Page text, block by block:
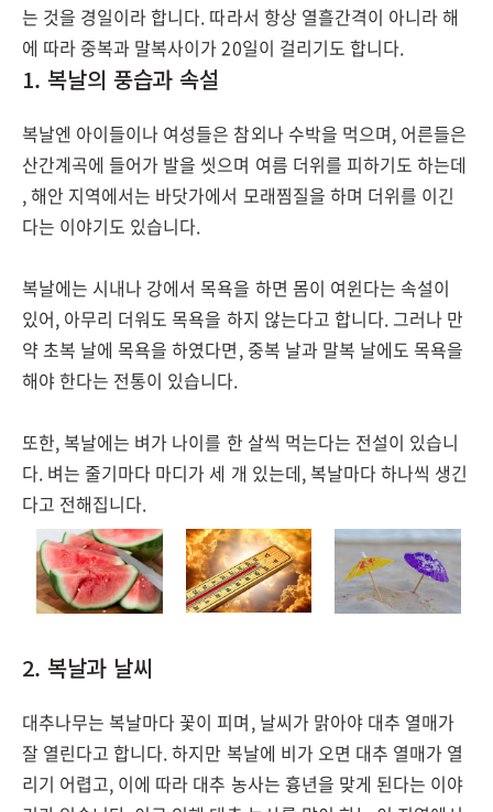
는 것을 경일이라 합니다. 따라서 항상 열흘간격이 아니라 해
에 따라 중복과 말복사이가 20일이 걸리기도 합니다.
1. 복날의 풍습과 속설
복날엔 아이들이나 여성들은 참외나 수박을 먹으며, 어른들은
산간계곡에 들어가 발을 씻으며 여름 더위를 피하기도 하는데
, 해안 지역에서는 바닷가에서 모래찜질을 하며 더위를 이긴
다는 이야기도 있습니다.
복날에는 시내나 강에서 목욕을 하면 몸이 여윈다는 속설이
있어, 아무리 더워도 목욕을 하지 않는다고 합니다. 그러나 만
약 초복 날에 목욕을 하였다면, 중복 날과 말복 날에도 목욕을
해야 한다는 전통이 있습니다.
또한, 복날에는 벼가 나이를 한 살씩 먹는다는 전설이 있습니
다. 벼는 줄기마다 마디가 세 개 있는데, 복날마다 하나씩 생긴
다고 전해집니다.
2. 복날과 날씨
대추나무는 복날마다 꽃이 피며, 날씨가 맑아야 대추 열매가
잘 열린다고 합니다. 하지만 복날에 비가 오면 대추 열매가 열
리기 어렵고, 이에 따라 대추 농사는 흉년을 맞게 된다는 이야